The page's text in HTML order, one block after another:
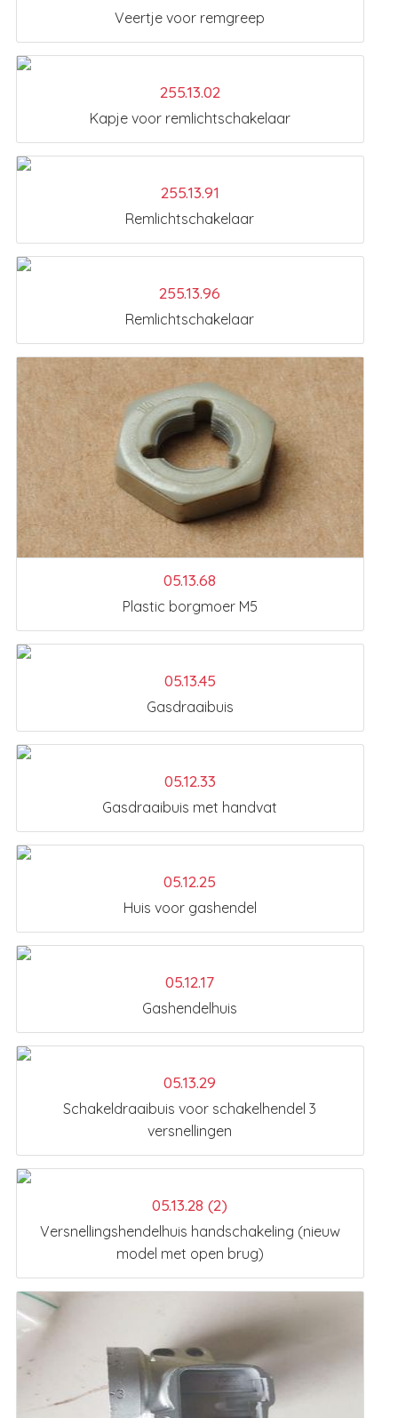
Veertje voor remgreep
255.13.02
Kapje voor remlichtschakelaar
255.13.91
Remlichtschakelaar
255.13.96
Remlichtschakelaar
05.13.68
Plastic borgmoer M5
05.13.45
Gasdraaibuis
05.12.33
Gasdraaibuis met handvat
05.12.25
Huis voor gashendel
05.12.17
Gashendelhuis
05.13.29
Schakeldraaibuis voor schakelhendel 3
versnellingen
05.13.28 (2)
Versnellingshendelhuis handschakeling (nieuw
model met open brug)